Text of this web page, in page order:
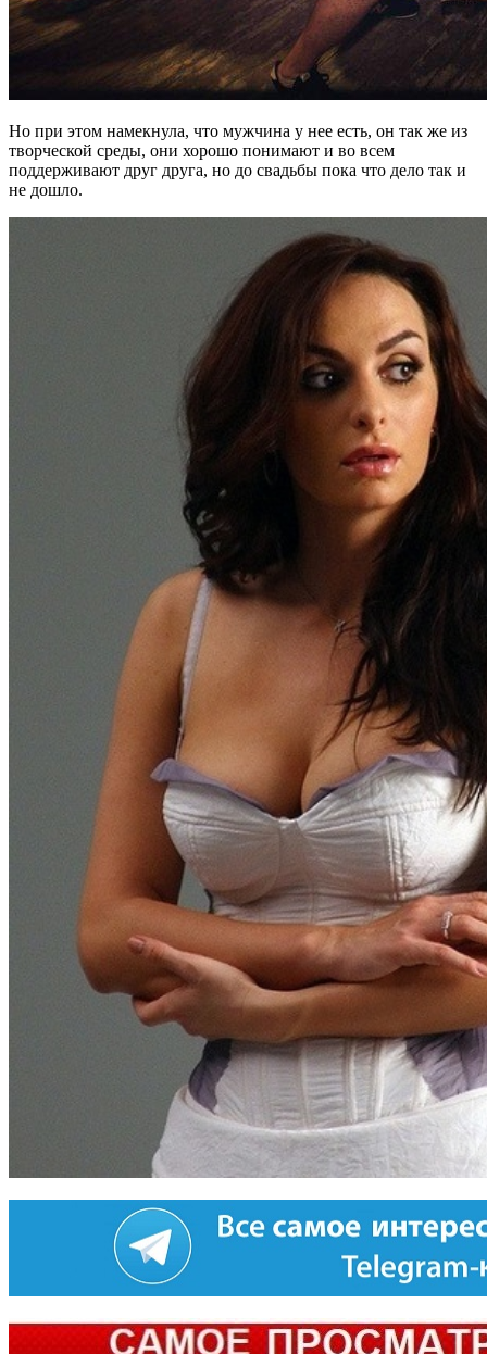
Но при этом намекнула, что мужчина у нее есть, он так же из
творческой среды, они хорошо понимают и во всем
поддерживают друг друга, но до свадьбы пока что дело так и
не дошло.